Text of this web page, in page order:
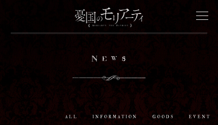
News
Onair
Staff&Cast
News
ALL INFORMATION GOODS EVENT